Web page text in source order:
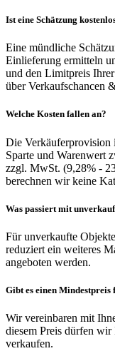
Ist eine Schätzung
Eine mündliche
Einlieferung ermitteln
und den Limitpreis
über Verkaufschancen
Welche Kosten fallen an?
Die Verkäuferprovision
Sparte und Warenwert
zzgl. MwSt. (9,28% -
berechnen wir keine
Was passiert mit
Für unverkaufte
reduziert ein weiteres
angeboten werden.
Gibt es einen Mindestpreis
Wir vereinbaren mit
diesem Preis dürfen
verkaufen.